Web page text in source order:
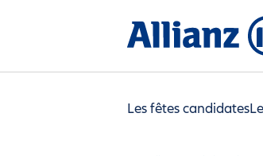
Les fêtes candidates